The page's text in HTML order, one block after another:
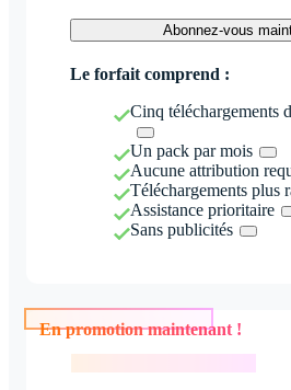
Abonnez-vous
Le forfait comprend :
Cinq téléchargements
Un pack par mois
Aucune attribution
Téléchargements plus
Assistance prioritaire
Sans publicités
En promotion maintenant !